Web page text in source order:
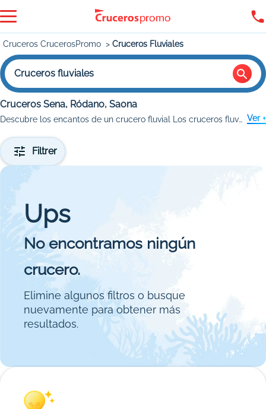
Cruceros CrucerosPromo Cruceros Fluviales
Cruceros fluviales
Cruceros Sena, Ródano, Saona
Descubre los encantos de un crucero fluvial Los cruceros fluviales son una forma única de explorar ciudades históricas y paisajes naturales, navegando por ríos emblemáticos como el Danubio, el Rin o el Sena. Ver +
Filtrer
Ups
No encontramos ningún
crucero.
Elimine algunos filtros o busque
nuevamente para obtener más
resultados.